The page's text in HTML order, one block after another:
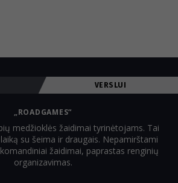
VERSLUI
„ROADGAMES“
medžioklės žaidimai tyrinėtojams. Tai
su šeima ir draugais. Nepamirštami
žaidimai, paprastas renginių
organizavimas.